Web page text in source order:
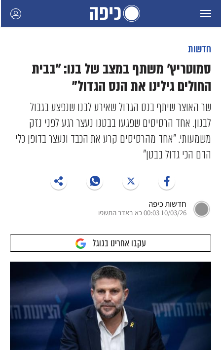
חדשות
סמוטריץ' משתף במצב של בנו: "בבית
החולים גילינו את הנס הגדול"
שר האוצר שיתף בנס הגדול שאירע לבנו שנפצע בגבול
לבנון. אחד הרסיסים שפגעו בבטנו נעצר רגע לפני נזק
משמעותי. "אחד מהרסיסים קרע את הכבד ונעצר בדופן כלי
הדם הכי גדול בבטן"
חדשות כיפה
10/03/26 00:03 כא באדר התשפו
עקבו אחרינו בגוגל